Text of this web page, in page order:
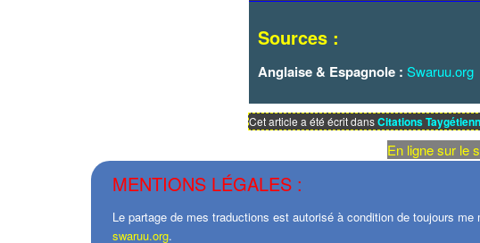
Sources :
Anglaise & Espagnole : Swaruu.org
Cet article a été écrit dansCitations
En ligne sur le
MENTIONS LÉGALES :
Le partage de mes traductions est autorisé à condition de toujours
swaruu.org.